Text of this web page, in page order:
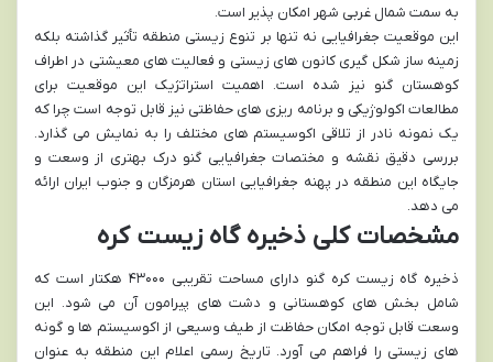
به سمت شمال غربی شهر امکان پذیر است.
این موقعیت جغرافیایی نه تنها بر تنوع زیستی منطقه تأثیر گذاشته بلکه
زمینه ساز شکل گیری کانون های زیستی و فعالیت های معیشتی در اطراف
کوهستان گنو نیز شده است. اهمیت استراتژیک این موقعیت برای
مطالعات اکولوژیکی و برنامه ریزی های حفاظتی نیز قابل توجه است چرا که
یک نمونه نادر از تلاقی اکوسیستم های مختلف را به نمایش می گذارد.
بررسی دقیق نقشه و مختصات جغرافیایی گنو درک بهتری از وسعت و
جایگاه این منطقه در پهنه جغرافیایی استان هرمزگان و جنوب ایران ارائه
می دهد.
مشخصات کلی ذخیره گاه زیست کره
ذخیره گاه زیست کره گنو دارای مساحت تقریبی ۴۳۰۰۰ هکتار است که
شامل بخش های کوهستانی و دشت های پیرامون آن می شود. این
وسعت قابل توجه امکان حفاظت از طیف وسیعی از اکوسیستم ها و گونه
های زیستی را فراهم می آورد. تاریخ رسمی اعلام این منطقه به عنوان